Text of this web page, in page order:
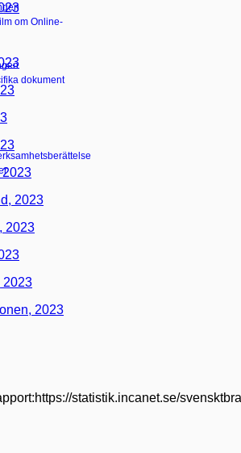
om Online-
dokument
2023
2023
2023
2023
2023
statistik.incanet.se/